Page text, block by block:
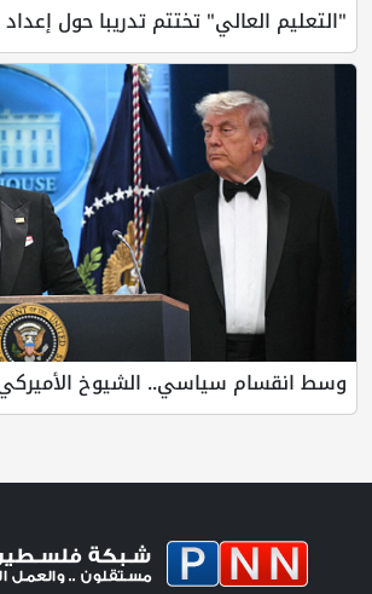
"التعليم العالي" تختتم تدريبا حول
وسط انقسام سياسي.. الشيوخ